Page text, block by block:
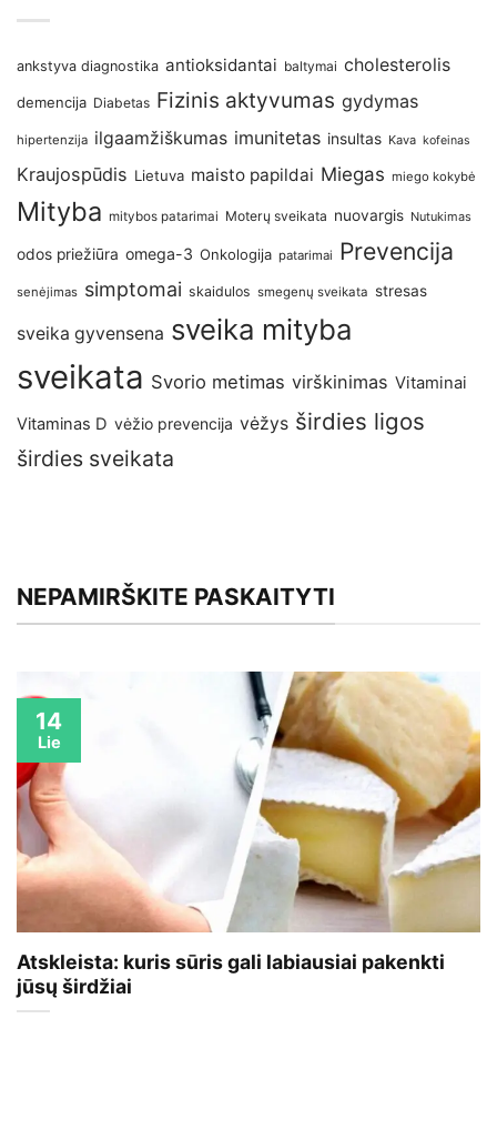
ankstyva diagnostika antioksidantai baltymai cholesterolis
demencija Diabetas Fizinis aktyvumas gydymas
hipertenzija ilgaamžiškumas imunitetas insultas Kava kofeinas
Kraujospūdis Lietuva maisto papildai Miegas miego kokybė
Mityba mitybos patarimai Moterų sveikata nuovargis Nutukimas
odos priežiūra omega-3 Onkologija patarimai Prevencija
senėjimas simptomai skaidulos smegenų sveikata stresas
sveika gyvensena sveika mityba
sveikata Svorio metimas virškinimas Vitaminai
Vitaminas D vėžio prevencija vėžys širdies ligos
širdies sveikata
NEPAMIRŠKITE PASKAITYTI
Atskleista: kuris sūris gali labiausiai pakenkti
jūsų širdžiai
14
Lie